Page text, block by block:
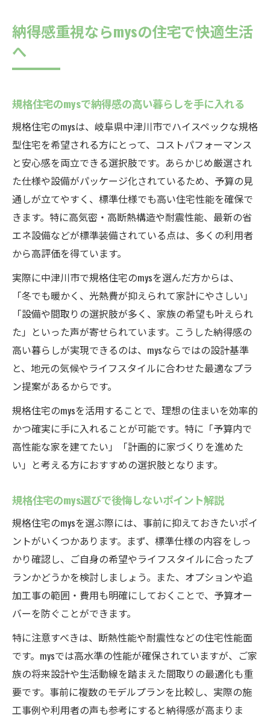
納得感重視ならmysの住宅で快適生活
へ
規格住宅のmysで納得感の高い暮らしを手に入れる
規格住宅のmysは、岐阜県中津川市でハイスペックな規格
型住宅を希望される方にとって、コストパフォーマンス
と安心感を両立できる選択肢です。あらかじめ厳選され
た仕様や設備がパッケージ化されているため、予算の見
通しが立てやすく、標準仕様でも高い住宅性能を確保で
きます。特に高気密・高断熱構造や耐震性能、最新の省
エネ設備などが標準装備されている点は、多くの利用者
から高評価を得ています。
実際に中津川市で規格住宅のmysを選んだ方からは、
「冬でも暖かく、光熱費が抑えられて家計にやさしい」
「設備や間取りの選択肢が多く、家族の希望も叶えられ
た」といった声が寄せられています。こうした納得感の
高い暮らしが実現できるのは、mysならではの設計基準
と、地元の気候やライフスタイルに合わせた最適なプラ
ン提案があるからです。
規格住宅のmysを活用することで、理想の住まいを効率的
かつ確実に手に入れることが可能です。特に「予算内で
高性能な家を建てたい」「計画的に家づくりを進めた
い」と考える方におすすめの選択肢となります。
規格住宅のmys選びで後悔しないポイント解説
規格住宅のmysを選ぶ際には、事前に抑えておきたいポイ
ントがいくつかあります。まず、標準仕様の内容をしっ
かり確認し、ご自身の希望やライフスタイルに合ったプ
ランかどうかを検討しましょう。また、オプションや追
加工事の範囲・費用も明確にしておくことで、予算オー
バーを防ぐことができます。
特に注意すべきは、断熱性能や耐震性などの住宅性能面
です。mysでは高水準の性能が確保されていますが、ご家
族の将来設計や生活動線を踏まえた間取りの最適化も重
要です。事前に複数のモデルプランを比較し、実際の施
工事例や利用者の声も参考にすると納得感が高まりま